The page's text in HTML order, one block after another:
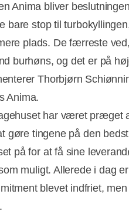
Anima bliver
bare stop til
plads. De færreste
burhøns, og det er på
Thorbjørn
Anima.
har været præget
gøre tingene på den
på for at få sine
muligt. Allerede i dag
blevet indfriet,